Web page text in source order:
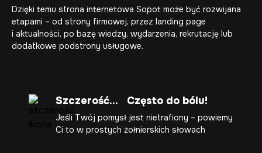
Dzięki temu strona internetowa Sopot może być rozwijana
etapami – od strony firmowej, przez landing page
i aktualności, po bazę wiedzy, wydarzenia, rekrutację lub
dodatkowe podstrony usługowe.
Szczerość... Często do bólu!
Jeśli Twój pomysł jest nietrafiony – powiemy
Ci to w prostych żołnierskich słowach